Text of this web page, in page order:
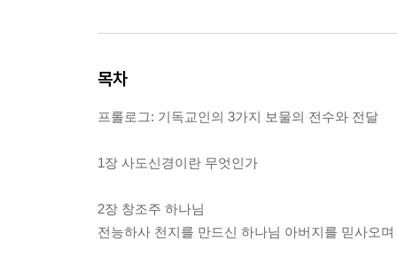
목차
프롤로그: 기독교인의 3가지 보물의 전수와 전달
1장 사도신경이란 무엇인가
2장 창조주 하나님
전능하사 천지를 만드신 하나님 아버지를 믿사오며